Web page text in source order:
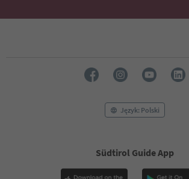
Język: Polski
Südtirol Guide App